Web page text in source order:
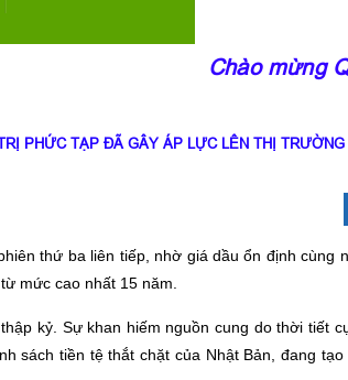
Chào mừng
PHỨC TẠP ĐÃ GÂY ÁP LỰC LÊN THỊ TRƯỜNG
thứ ba liên tiếp, nhờ giá dầu ổn định cùng
mức cao nhất 15 năm.
kỷ. Sự khan hiếm nguồn cung do thời tiết
sách tiền tệ thắt chặt của Nhật Bản, đang